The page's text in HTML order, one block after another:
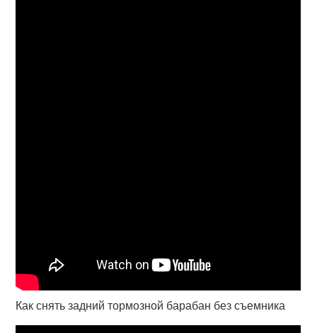
Как снять задний тормозной барабан без съемника